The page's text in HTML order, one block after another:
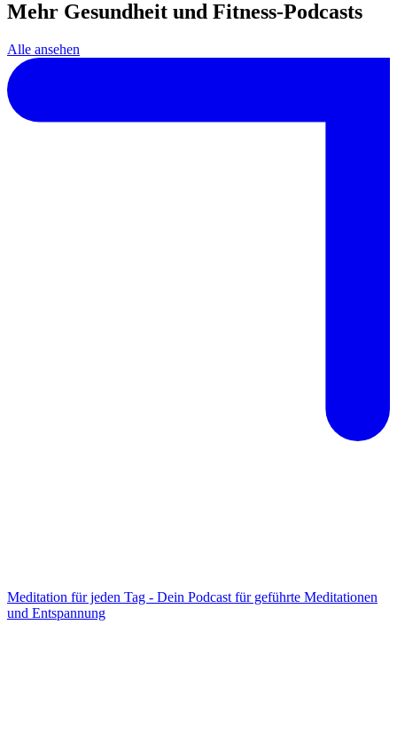
Mehr Gesundheit und Fitness-Podcasts
Alle ansehen
Meditation für jeden Tag - Dein Podcast für geführte Meditationen
und Entspannung